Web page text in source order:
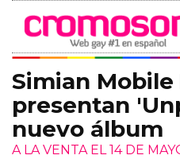
Simian Mobile
presentan
nuevo álbum
A LA VENTA EL 14 DE